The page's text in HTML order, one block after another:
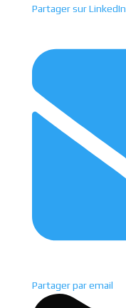
Partager sur LinkedIn
Partager par email